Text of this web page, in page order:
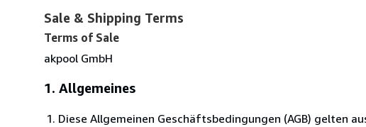
Sale & Shipping Terms
Terms of Sale
akpool GmbH
1. Allgemeines
Diese Allgemeinen Geschäftsbedingungen (AGB) gelten